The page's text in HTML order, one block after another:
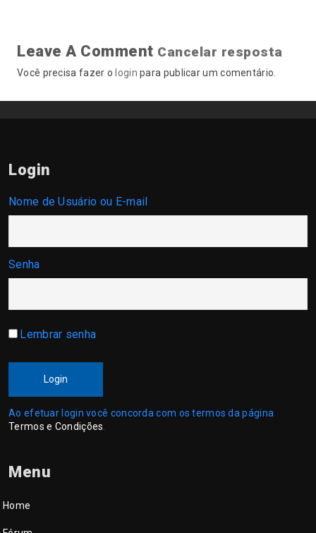
Leave A Comment Cancelar resposta
Você precisa fazer o login para publicar um comentário.
Login
Nome de Usuário ou E-mail
Senha
Lembrar senha
Login
Ao efetuar login você concorda com os termos da página
Termos e Condições
Menu
Home